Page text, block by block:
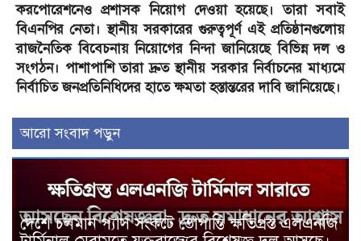
করপোরেশনেও প্রশাসক নিয়োগ দেওয়া হয়েছে। তারা সবাই
বিএনপির নেতা। স্থানীয় সরকারের গুরুত্বপূর্ণ এই প্রতিষ্ঠানগুলোয়
রাজনৈতিক বিবেচনায় নিয়োগের নিন্দা জানিয়েছে বিভিন্ন দল ও
সংগঠন। পাশাপাশি তারা দ্রুত স্থানীয় সরকার নির্বাচনের মাধ্যমে
নির্বাচিত জনপ্রতিনিধিদের হাতে ক্ষমতা হস্তান্তরের দাবি জানিয়েছে।
আরো সংবাদ পড়ুন
দেশে চলমান গ্যাস সংকটে ভোগান্তি ক্ষতিগ্রস্ত এলএনজি